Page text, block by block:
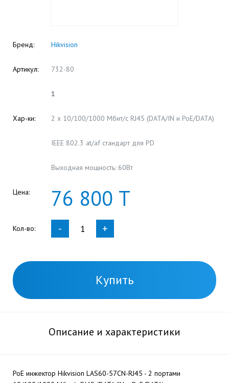
Бренд: Hikvision
Артикул: 732-80
1
Хар-ки: 2 х 10/100/1000 Мбит/с RJ45 (DATA/IN и PoE/DATA)
IEEE 802.3 at/af стандарт для PD
Выходная мощность: 60Вт
Цена: 76 800 Т
Кол-во: - +
Купить
Описание и характеристики
PoE инжектор Hikvision LAS60-57CN-RJ45 - 2 портами